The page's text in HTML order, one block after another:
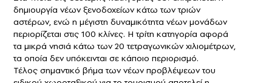
δημιουργία νέων ξενοδοχείων κάτω των τριών
αστέρων, ενώ η μέγιστη δυναμικότητα νέων μονάδων
περιορίζεται στις 100 κλίνες. Η τρίτη κατηγορία αφορά
τα μικρά νησιά κάτω των 20 τετραγωνικών χιλιομέτρων,
τα οποία δεν υπόκεινται σε κάποιο περιορισμό.
Τέλος σημαντικό βήμα των νέων προβλέψεων του